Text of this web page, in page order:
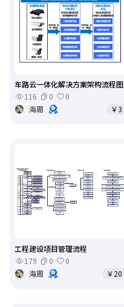
车路云一体化解决方案架构流程图
116
0
0
海周
￥3
工程建设项目管理流程
179
0
0
海周
￥20